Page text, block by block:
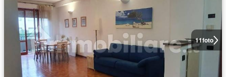
11foto